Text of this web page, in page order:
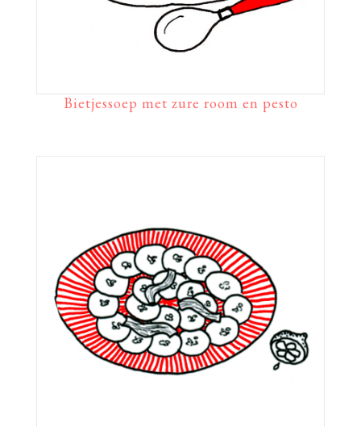
Bietjessoep met zure room en pesto